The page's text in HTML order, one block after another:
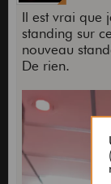
Il est vrai que
standing sur
nouveau
De rien.